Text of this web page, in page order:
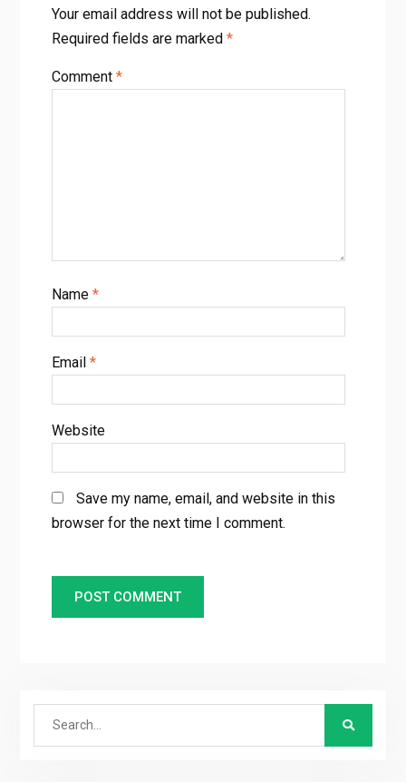
Your email address will not be published.
Required fields are marked *
Comment *
Name *
Email *
Website
Save my name, email, and website in this
browser for the next time I comment.
Search